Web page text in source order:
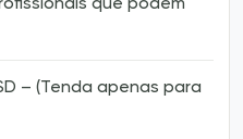
que podem
– (Tenda apenas para